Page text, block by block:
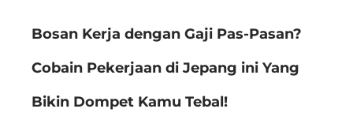
Bosan Kerja dengan Gaji Pas-Pasan?
Cobain Pekerjaan di Jepang ini Yang
Bikin Dompet Kamu Tebal!